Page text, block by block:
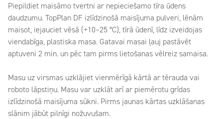
Piepildiet maisāmo tvertni ar nepieciešamo tīra ūdens
daudzumu. TopPlan DF izlīdzinošā maisījuma pulveri, lēnām
maisot, iejauciet vēsā (+10–25 °C), tīrā ūdenī, līdz izveidojas
viendabīga, plastiska masa. Gatavai masai ļauj pastāvēt
aptuveni 2 min. un pēc tam pirms lietošanas vēlreiz samaisa.
Masu uz virsmas uzklājiet vienmērīgā kārtā ar tērauda vai
roboto lāpstiņu. Masu var uzklāt arī ar piemērotu grīdas
izlīdzinošā maisījuma sūkni. Pirms jaunas kārtas uzklāšanas
slānim jābūt pilnīgi nožuvušam.